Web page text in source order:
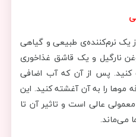
یک نرم‌کننده‌ی طبیعی و گیاهی
نارگیل و یک قاشق غذاخوری
کنید. پس از آن که آب اضافی
موها را به آن آغشته کنید. این
عالی است و تاثیر آن تا
می‌ماند.